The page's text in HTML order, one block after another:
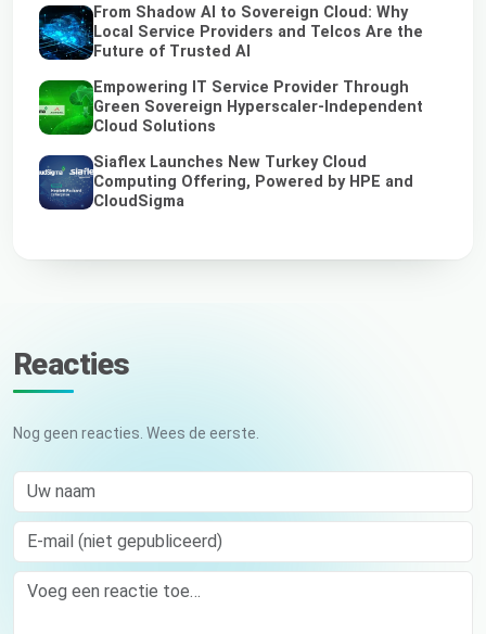
From Shadow AI to Sovereign Cloud: Why
Local Service Providers and Telcos Are the
Future of Trusted AI
Empowering IT Service Provider Through
Green Sovereign Hyperscaler-Independent
Cloud Solutions
Siaflex Launches New Turkey Cloud
Computing Offering, Powered by HPE and
CloudSigma
Reacties
Nog geen reacties. Wees de eerste.
Uw naam
E-mail (niet gepubliceerd)
Comment